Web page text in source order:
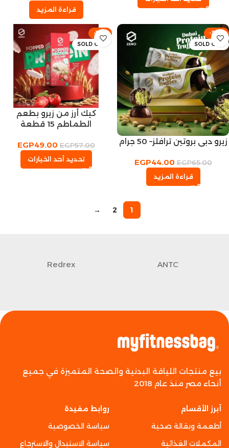
قراءة المزيد
-32%
SOLD OUT
زيرو دبي بروتين ترافلز– 50 جرام
EGP65.00
EGP44.00
قراءة المزيد
-14%
SOLD OUT
كيك أرز من زيرو بطعم
الطماطم 15 قطعة
EGP57.00
EGP49.00
تحديد أحد الخيارات
1
2
→
ANTC
Redrex
بيع منتجات اللياقة البدنية والصحة المتميزة في جميع
أنحاء مصر منذ عام 2018
أبرز الأقسام
أطعمة وبقالة صحية
المكملات الغذائية
روابط مفيدة
سياسة الخصوصية
سياسة الاستبدال والاسترجاع